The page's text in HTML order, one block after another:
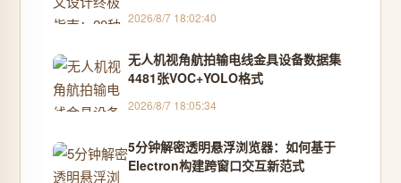
2026/8/7 18:02:40
无人机视角航拍输电线金具设备数据集
4481张VOC+YOLO格式
2026/8/7 18:05:34
5分钟解密透明悬浮浏览器：如何基于
Electron构建跨窗口交互新范式